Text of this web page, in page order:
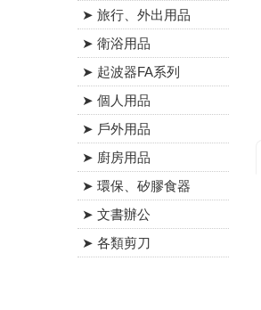
➤ 旅行、外出用品
➤ 衛浴用品
➤ 起波器FA系列
➤ 個人用品
➤ 戶外用品
➤ 廚房用品
➤ 環保、矽膠食器
➤ 文書辦公
➤ 各類剪刀